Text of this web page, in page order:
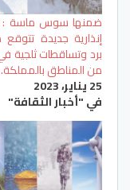
ضمنها سوس ماسة :
إنذارية جديدة
برد وتساقطات ثلجية
من المناطق بالمملكة.
25 يناير، 2023
في "أخبار الثقافة"